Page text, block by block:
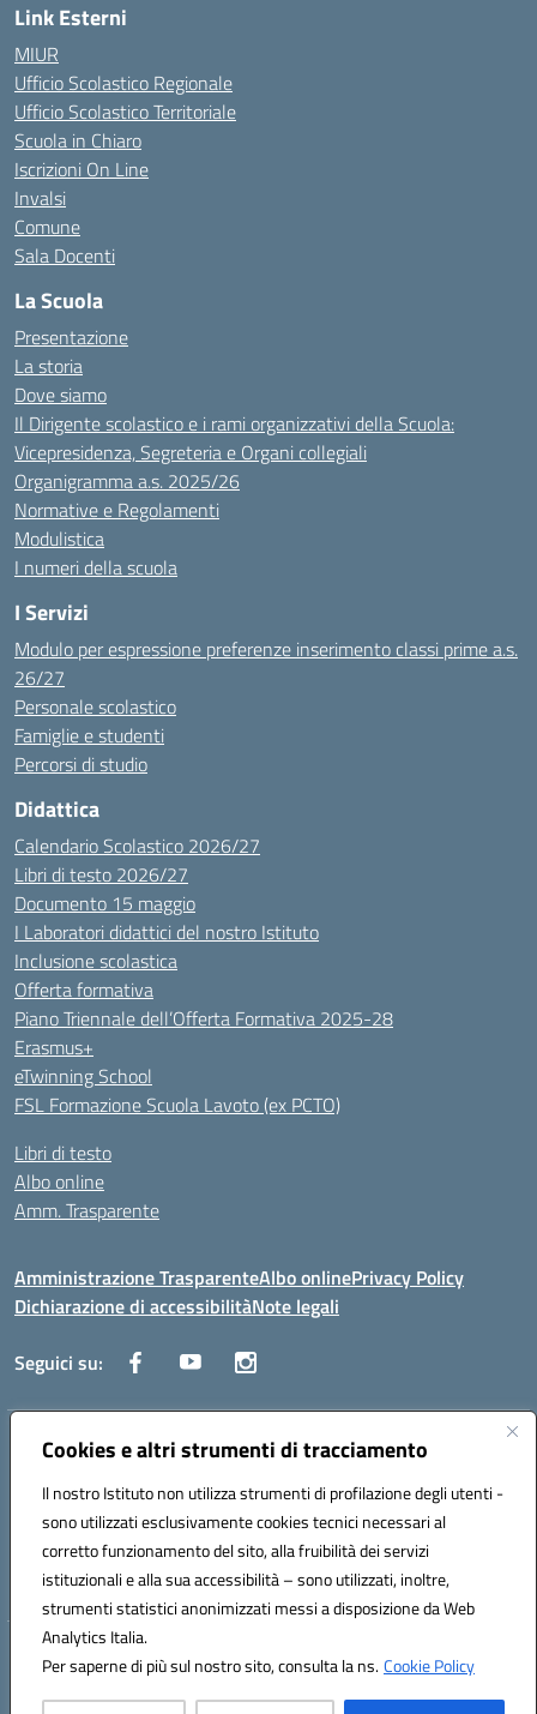
Cookies e altri strumenti di tracciamento
Il nostro Istituto non utilizza strumenti di profilazione degli utenti -
sono utilizzati esclusivamente cookies tecnici necessari al
corretto funzionamento del sito, alla fruibilità dei servizi
istituzionali e alla sua accessibilità – sono utilizzati, inoltre,
strumenti statistici anonimizzati messi a disposizione da Web
Analytics Italia.
Per saperne di più sul nostro sito, consulta la ns.Cookie Policy
Link Esterni
MIUR
Ufficio Scolastico Regionale
Ufficio Scolastico Territoriale
Scuola in Chiaro
Iscrizioni On Line
Invalsi
Comune
Sala Docenti
La Scuola
Presentazione
La storia
Dove siamo
Il Dirigente scolastico e i rami organizzativi della Scuola:
Vicepresidenza, Segreteria e Organi collegiali
Organigramma a.s. 2025/26
Normative e Regolamenti
Modulistica
I numeri della scuola
I Servizi
Modulo per espressione preferenze inserimento classi prime a.s.
26/27
Personale scolastico
Famiglie e studenti
Percorsi di studio
Didattica
Calendario Scolastico 2026/27
Libri di testo 2026/27
Documento 15 maggio
I Laboratori didattici del nostro Istituto
Inclusione scolastica
Offerta formativa
Piano Triennale dell’Offerta Formativa 2025-28
Erasmus+
eTwinning School
FSL Formazione Scuola Lavoto (ex PCTO)
Libri di testo
Albo online
Amm. Trasparente
Amministrazione TrasparenteAlbo onlinePrivacy Policy
Dichiarazione di accessibilitàNote legali
Seguici su:
Indirizzo:Lecce
Posta elettronica certificata (PEC):leis03400t@pec.istruzione.it
Codice fiscale: 80010750752
Codice meccanografico: leis03400t
Hosting & Powered by 3D Solution S.r.l.
Concept & Design by Designers Italia